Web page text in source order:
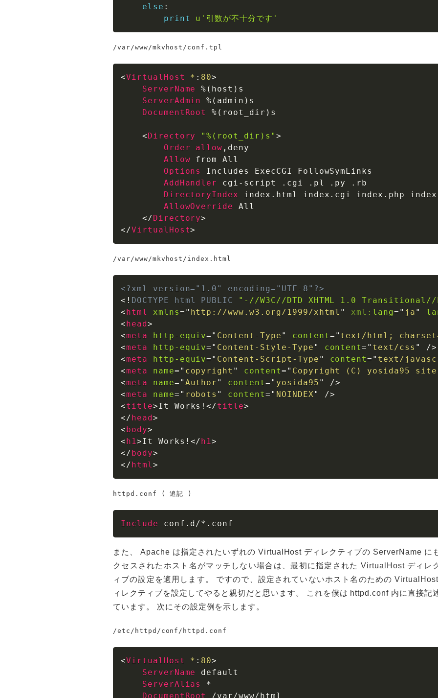
else :
print
u'引数が不十分です'
/var/www/mkvhost/conf.tpl
<VirtualHost * : 80>
ServerName
%(host)s
ServerAdmin
%(admin)s
DocumentRoot
%(root_dir)s
<Directory "%(root_dir)s" >
Order
allow ,deny
Allow from All
Options
Includes ExecCGI FollowSymLinks
AddHandler
cgi-script .cgi .pl .py .rb
DirectoryIndex
index.html index.cgi index.php
AllowOverride
All
</Directory>
</VirtualHost>
/var/www/mkvhost/index.html
<?xml version="1.0" encoding="UTF-8"?>
<! DOCTYPE html PUBLIC "-//W3C//DTD XHTML 1.0 Transitional//
<html xmlns= " http://www.w3.org/1999/xhtml " xml: lang= " ja "
<head>
<meta http-equiv= " Content-Type " content= " text/html;
<meta http-equiv= " Content-Style-Type " content= " text/css "
/>
<meta http-equiv= " Content-Script-Type " content= " text/
<meta name= " copyright " content= " Copyright (C) yosida95
<meta name= " Author " content= " yosida95 "
/>
<meta name= " robots " content= " NOINDEX"
/>
<title>It Works!</title>
</head>
<body>
<h1>It Works! </h1>
</body>
</html>
httpd.conf ( 追記 )
Include conf.d/*.conf
また、 Apache は指定されたいずれの VirtualHost ディレクティブの ServerName に
クセスされたホスト名がマッチしない場合は、最初に指定された VirtualHost ディレ
ィブの設定を適用します。 ですので、設定されていないホスト名のための
ィレクティブを設定してやると親切だと思います。 これを僕は httpd.conf 内に直接記
ています。 次にその設定例を示します。
/etc/httpd/conf/httpd.conf
<VirtualHost * : 80>
ServerName
default
ServerAlias
*
DocumentRoot
/var/www/html